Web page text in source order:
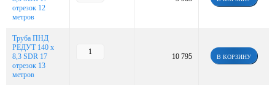
отрезок 12
метров
Труба ПНД
РЕДУТ 140 х
8,3 SDR 17
отрезок 13
метров
10 795 В КОРЗИНУ